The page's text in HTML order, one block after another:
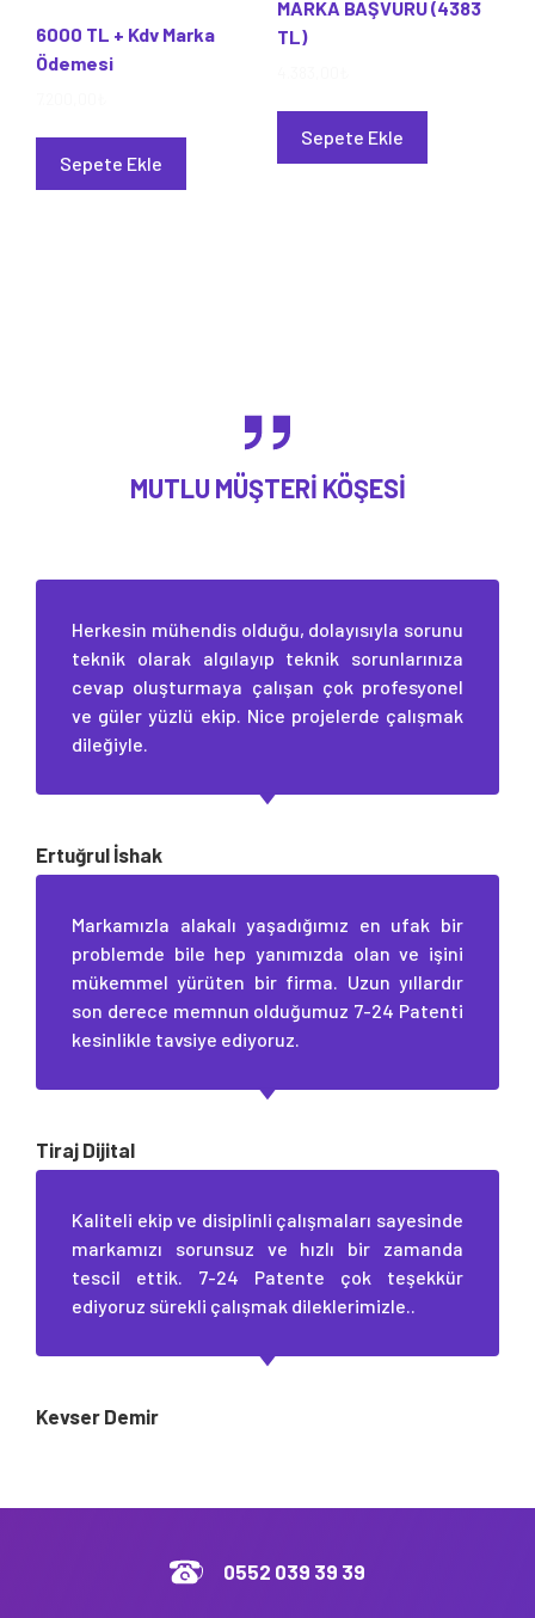
6000 TL + Kdv Marka
Ödemesi
Sepete Ekle
MARKA BAŞVURU (4383
TL)
Sepete Ekle
MUTLU MÜŞTERI KÖŞESI
Herkesin mühendis olduğu, dolayısıyla sorunu
teknik olarak algılayıp teknik sorunlarınıza
cevap oluşturmaya çalışan çok profesyonel
ve güler yüzlü ekip. Nice projelerde çalışmak
dileğiyle.
Ertuğrul İshak
Markamızla alakalı yaşadığımız en ufak bir
problemde bile hep yanımızda olan ve işini
mükemmel yürüten bir firma. Uzun yıllardır
son derece memnun olduğumuz 7-24 Patenti
kesinlikle tavsiye ediyoruz.
Tiraj Dijital
Kaliteli ekip ve disiplinli çalışmaları sayesinde
markamızı sorunsuz ve hızlı bir zamanda
tescil ettik. 7-24 Patente çok teşekkür
ediyoruz sürekli çalışmak dileklerimizle..
Kevser Demir
0552 039 39 39